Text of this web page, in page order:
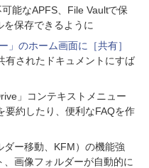
能なAPFS、File Vaultで保
保存できるように
」のホーム画面に［共有］
有されたドキュメントにすば
」コンテキストメニュー
要約したり、便利なFAQを作
ー移動、KFM）の機能強
画像フォルダーが自動的に